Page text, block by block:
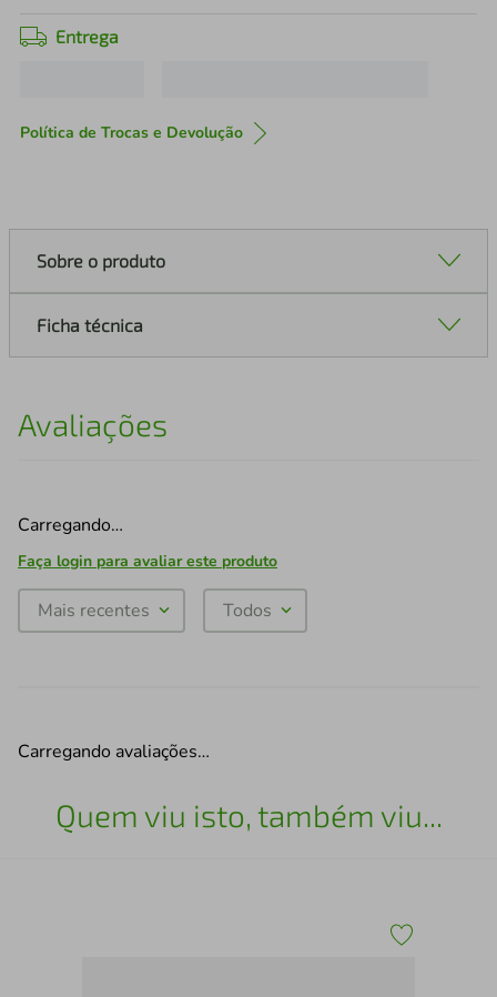
Entrega
Política de Trocas e Devolução
Sobre o produto
Ficha técnica
Avaliações
Carregando…
Faça login para avaliar este produto
Mais recentes Todos
Carregando avaliações…
Quem viu isto, também viu...